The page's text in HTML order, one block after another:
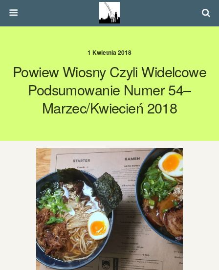
1 Kwietnia 2018
Powiew Wiosny Czyli Widelcowe
Podsumowanie Numer 54–
Marzec/kwiecień 2018